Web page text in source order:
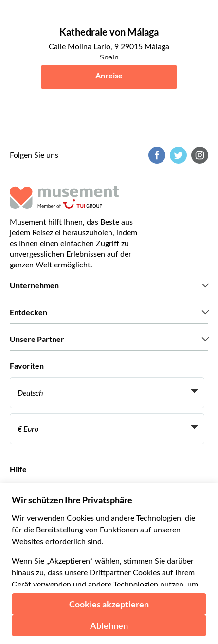
Kathedrale von Málaga
Calle Molina Lario, 9 29015 Málaga
Spain
Anreise
Folgen Sie uns
Musement hilft Ihnen, das Beste aus
jedem Reiseziel herauszuholen, indem
es Ihnen einen einfachen Zugriff zu
unvergesslichen Erlebnissen auf der
ganzen Welt ermöglicht.
Unternehmen
Entdecken
Unsere Partner
Werden Sie Anbieter
Become a Distribution Partner
Favoriten
Deutsch
Italiano
Français
Español
Polski
€ Euro
CHF Schweizer Franken
AU$ Australischer Dollar
د.إ VAE-Dirham
ARS Argentinischer Peso
.د.ب Bahrain-Dinar
R$ Brasilianischer Real
CLP$ Chilenischer Peso
Hilfe
Kontaktieren Sie uns
Geschäftsbedingungen Datenschutzerklärung
Cookie-Verwendung Sitemap Erklärung zur Barrierefreiheit
© 2026 Musement S.p.A.
VAT IT07978000961 - Lizenz